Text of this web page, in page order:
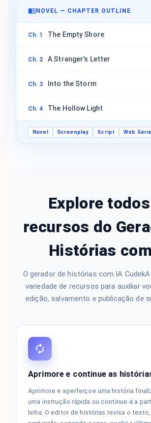
NOVEL — CHAPTER OUTLINE
Ch. 1 The Empty Shore
Ch. 2 A Stranger's Letter
Ch. 3 Into the Storm
Ch. 4 The Hollow Light
Novel Screenplay Script Web
Explore
recursos do
Histórias
O gerador de histórias com IA
variedade de recursos para auxiliar
edição, salvamento e publicação de
Aprimore e continue as
Aprimore e aperfeiçoe uma história
uma instrução rápida ou continue-a a
linha. O editor de histórias revisa o